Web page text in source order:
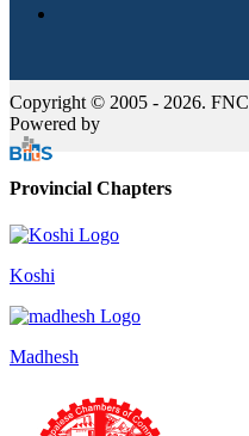
Copyright © 2005 - 2026.
Powered by
Provincial Chapters
Koshi
Madhesh